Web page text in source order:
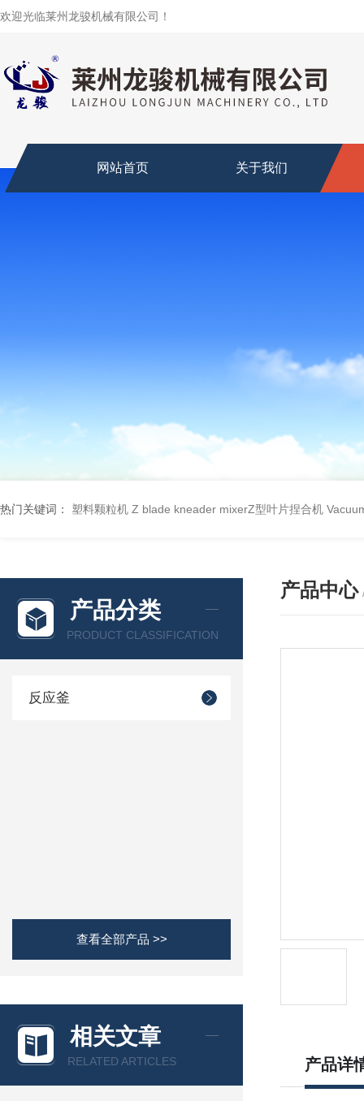
欢迎光临莱州龙骏机械有限公司！
网站首页 关于我们
热门关键词： 塑料颗粒机 Z blade kneader mixerZ型叶片捏合机
产品分类
PRODUCT CLASSIFICATION
反应釜
查看全部产品 >>
相关文章
RELATED ARTICLES
产品中心
产品详